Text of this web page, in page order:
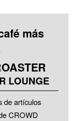
más
LOUNGE
de artículos
CROWD